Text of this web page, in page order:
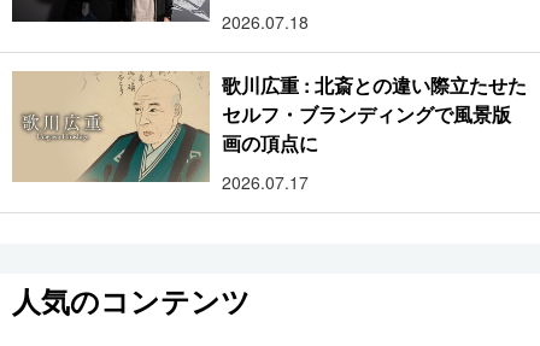
2026.07.18
歌川広重 : 北斎との違い際立たせた
セルフ・ブランディングで風景版
画の頂点に
2026.07.17
人気のコンテンツ